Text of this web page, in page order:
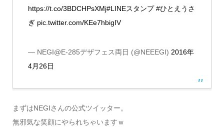
https://t.co/3BDCHPsXMj#LINEスタンプ #ひとえうさ
ぎ pic.twitter.com/KEe7hbigIV
— NEGI@E-285デザフェス両日 (@NEEEGI) 2016年
4月26日
まずはNEGIさんの公式ツイッター。
無邪気な笑顔にやられちゃいますｗ